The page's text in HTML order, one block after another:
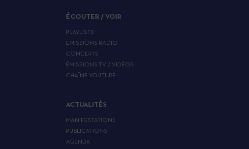
ÉCOUTER / VOIR
PLAYLISTS
EMISSIONS RADIO
CONCERTS
ÉMISSIONS TV / VIDÉOS
CHAÎNE YOUTUBE
ACTUALITÉS
MANIFESTATIONS
PUBLICATIONS
AGENDA